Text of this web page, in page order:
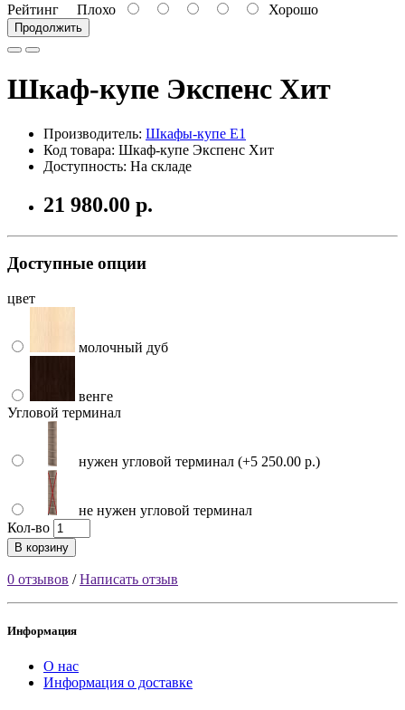
Рейтинг Плохо Хорошо
Продолжить
Шкаф-купе Экспенс Хит
Производитель: Шкафы-купе Е1
Код товара: Шкаф-купе Экспенс Хит
Доступность: На складе
21 980.00 р.
Доступные опции
цвет
молочный дуб
венге
Угловой терминал
нужен угловой терминал (+5 250.00 р.)
не нужен угловой терминал
Кол-во
В корзину
0 отзывов /Написать отзыв
Информация
О нас
Информация о доставке